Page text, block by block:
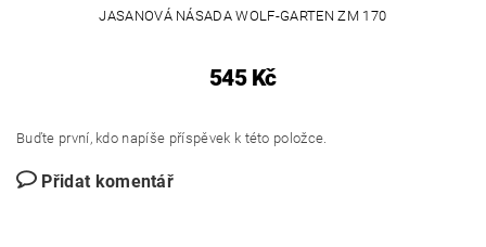
JASANOVÁ NÁSADA WOLF-GARTEN ZM 170
545 Kč
Buďte první, kdo napíše příspěvek k této položce.
Přidat komentář